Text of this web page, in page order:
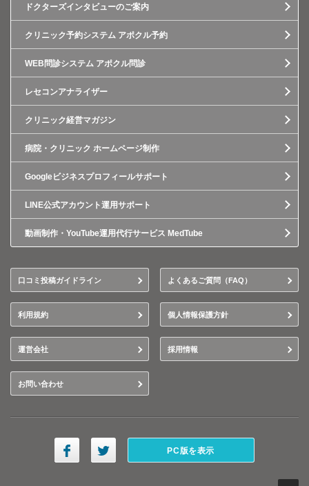
ドクターズインタビューのご案内
クリニック予約システム アポクル予約
WEB問診システム アポクル問診
レセコンアナライザー
クリニック経営マガジン
病院・クリニック ホームページ制作
Googleビジネスプロフィールサポート
LINE公式アカウント運用サポート
動画制作・YouTube運用代行サービス MedTube
口コミ投稿ガイドライン よくあるご質問（FAQ）
利用規約 個人情報保護方針
運営会社 採用情報
お問い合わせ
PC版を表示